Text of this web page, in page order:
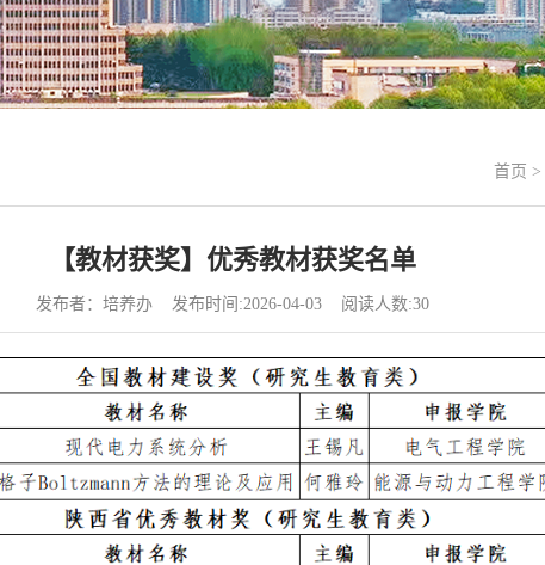
首页 >
【教材获奖】优秀教材获奖名单
发布者：培养办 发布时间:2026-04-03 阅读人数:30